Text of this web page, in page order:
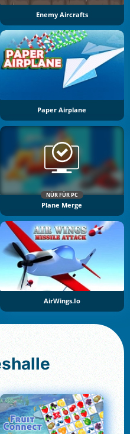
Enemy Aircrafts
Paper Airplane
NÜR FÜR PC
Plane Merge
AirWings.io